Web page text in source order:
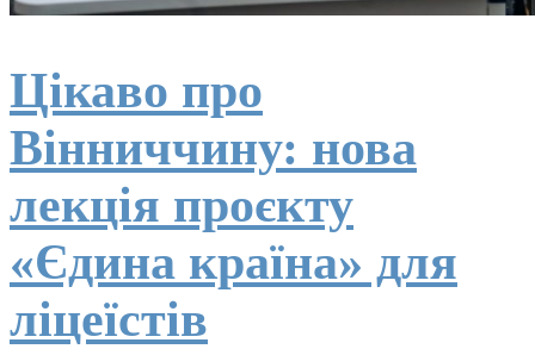
Цікаво про
Вінниччину: нова
лекція проєкту
«Єдина країна» для
ліцеїстів